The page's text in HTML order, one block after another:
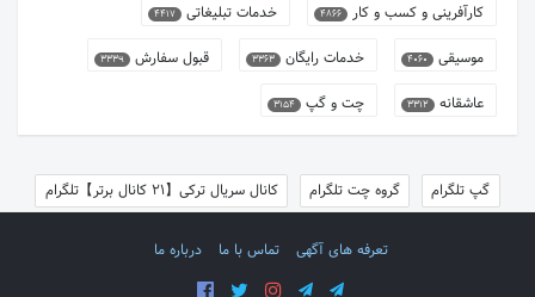
کارآفرینی و کسب و کار 4866 خدمات تبلیغاتی 4417
موسیقی 4060 خدمات رایگان 3363 قبول سفارش 3339
عاشقانه 3312 چت و گپ 3154
گپ تلگرام گروه چت تلگرام کانال سریال ترکی【21 کانال برتر】تلگرام
تعرفه های آگهی تماس با ما درباره ما